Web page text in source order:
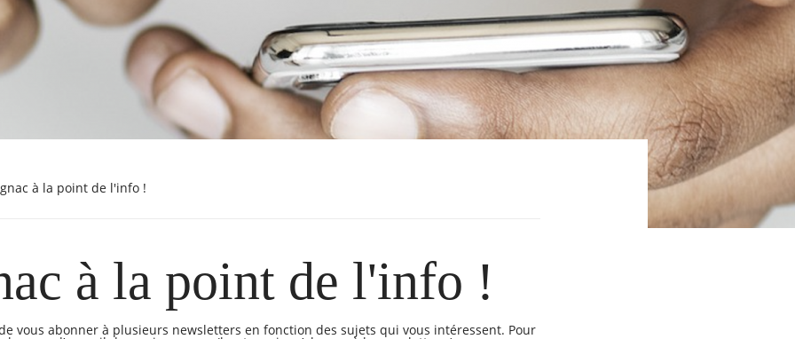
à la point de l'info !
à la point de l'info !
vous abonner à plusieurs newsletters en fonction des sujets qui vous intéressent. Pour